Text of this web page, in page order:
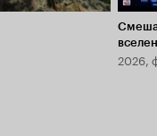
2026,